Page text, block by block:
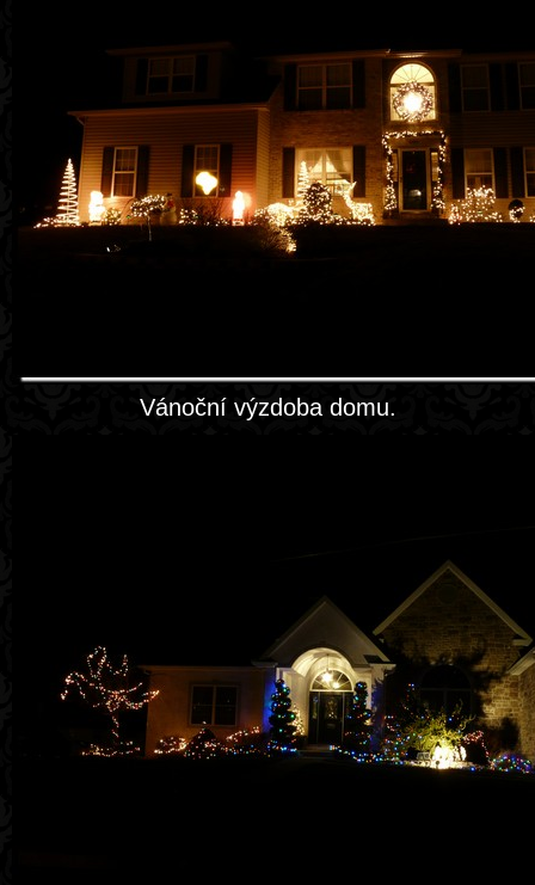
Vánoční výzdoba domu.